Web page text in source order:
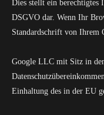
Dies stellt ein
DSGVO dar. Wenn Ihr
Standardschrift von Ihrem
Google LLC mit Sitz in
Einhaltung des in der EU